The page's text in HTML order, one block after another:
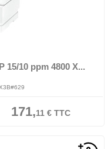
15/10 ppm 4800 X...
171,11 € TTC